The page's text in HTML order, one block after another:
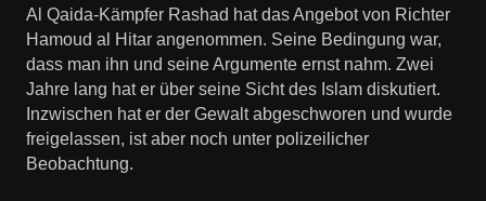
Al Qaida-Kämpfer Rashad hat das Angebot von Richter
Hamoud al Hitar angenommen. Seine Bedingung war,
dass man ihn und seine Argumente ernst nahm. Zwei
Jahre lang hat er über seine Sicht des Islam diskutiert.
Inzwischen hat er der Gewalt abgeschworen und wurde
freigelassen, ist aber noch unter polizeilicher
Beobachtung.